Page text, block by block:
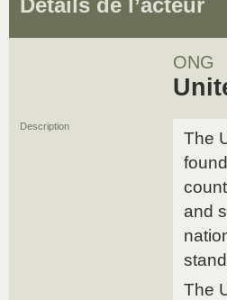
Détails de l’acteur
ONG
Description
The
and
The